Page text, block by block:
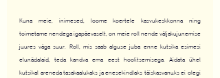
Kuna meie, inimesed, loome koertele kasvukeskkonna ning
toimetame nendega igapäevaselt, on meie roll nende väljakujunemise
juures väga suur. Roll, mis saab alguse juba enne kutsika esimesi
elunädalaid, teda kandva ema eest hoolitsemisega. Aidata ühel
kutsikal areneda tasakaalukaks ja enesekindlaks täiskasvanuks ei olegi